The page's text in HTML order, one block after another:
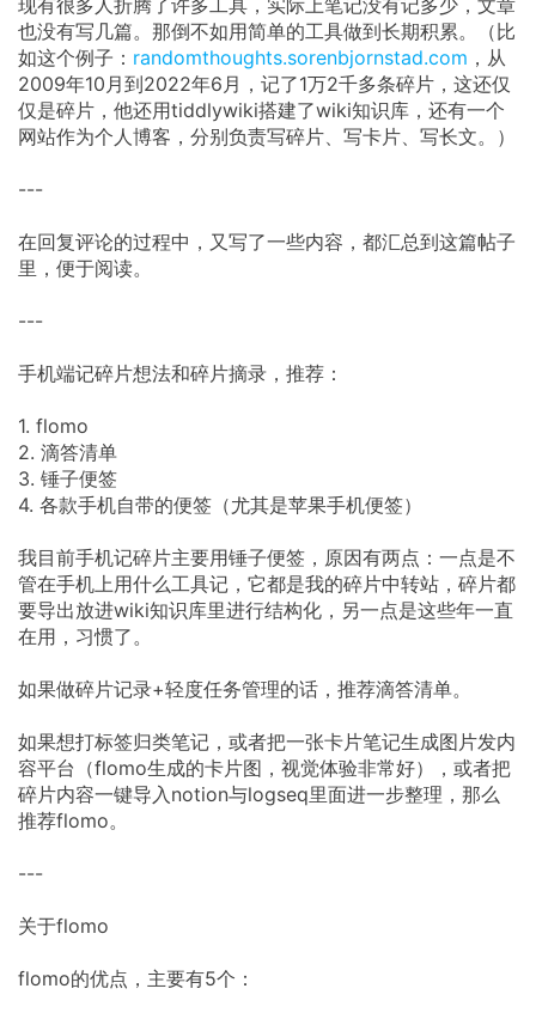
现有很多人折腾了许多工具，实际上笔记没有记多少，文章
也没有写几篇。那倒不如用简单的工具做到长期积累。（比
如这个例子： randomthoughts.sorenbjornstad.com ，从
2009年10月到2022年6月，记了1万2千多条碎片，这还仅
仅是碎片，他还用tiddlywiki搭建了wiki知识库，还有一个
网站作为个人博客，分别负责写碎片、写卡片、写长文。）
---
在回复评论的过程中，又写了一些内容，都汇总到这篇帖子
里，便于阅读。
---
手机端记碎片想法和碎片摘录，推荐：
1. flomo
2. 滴答清单
3. 锤子便签
4. 各款手机自带的便签（尤其是苹果手机便签）
我目前手机记碎片主要用锤子便签，原因有两点：一点是不
管在手机上用什么工具记，它都是我的碎片中转站，碎片都
要导出放进wiki知识库里进行结构化，另一点是这些年一直
在用，习惯了。
如果做碎片记录+轻度任务管理的话，推荐滴答清单。
如果想打标签归类笔记，或者把一张卡片笔记生成图片发内
容平台（flomo生成的卡片图，视觉体验非常好），或者把
碎片内容一键导入notion与logseq里面进一步整理，那么
推荐flomo。
---
关于flomo
flomo的优点，主要有5个：